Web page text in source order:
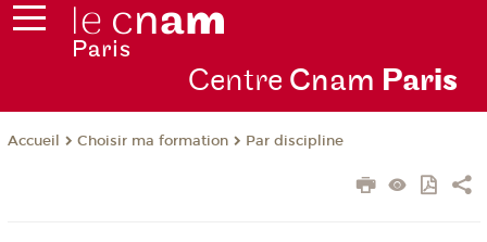
Centre Cnam Paris
Accueil Choisir ma formation Par discipline